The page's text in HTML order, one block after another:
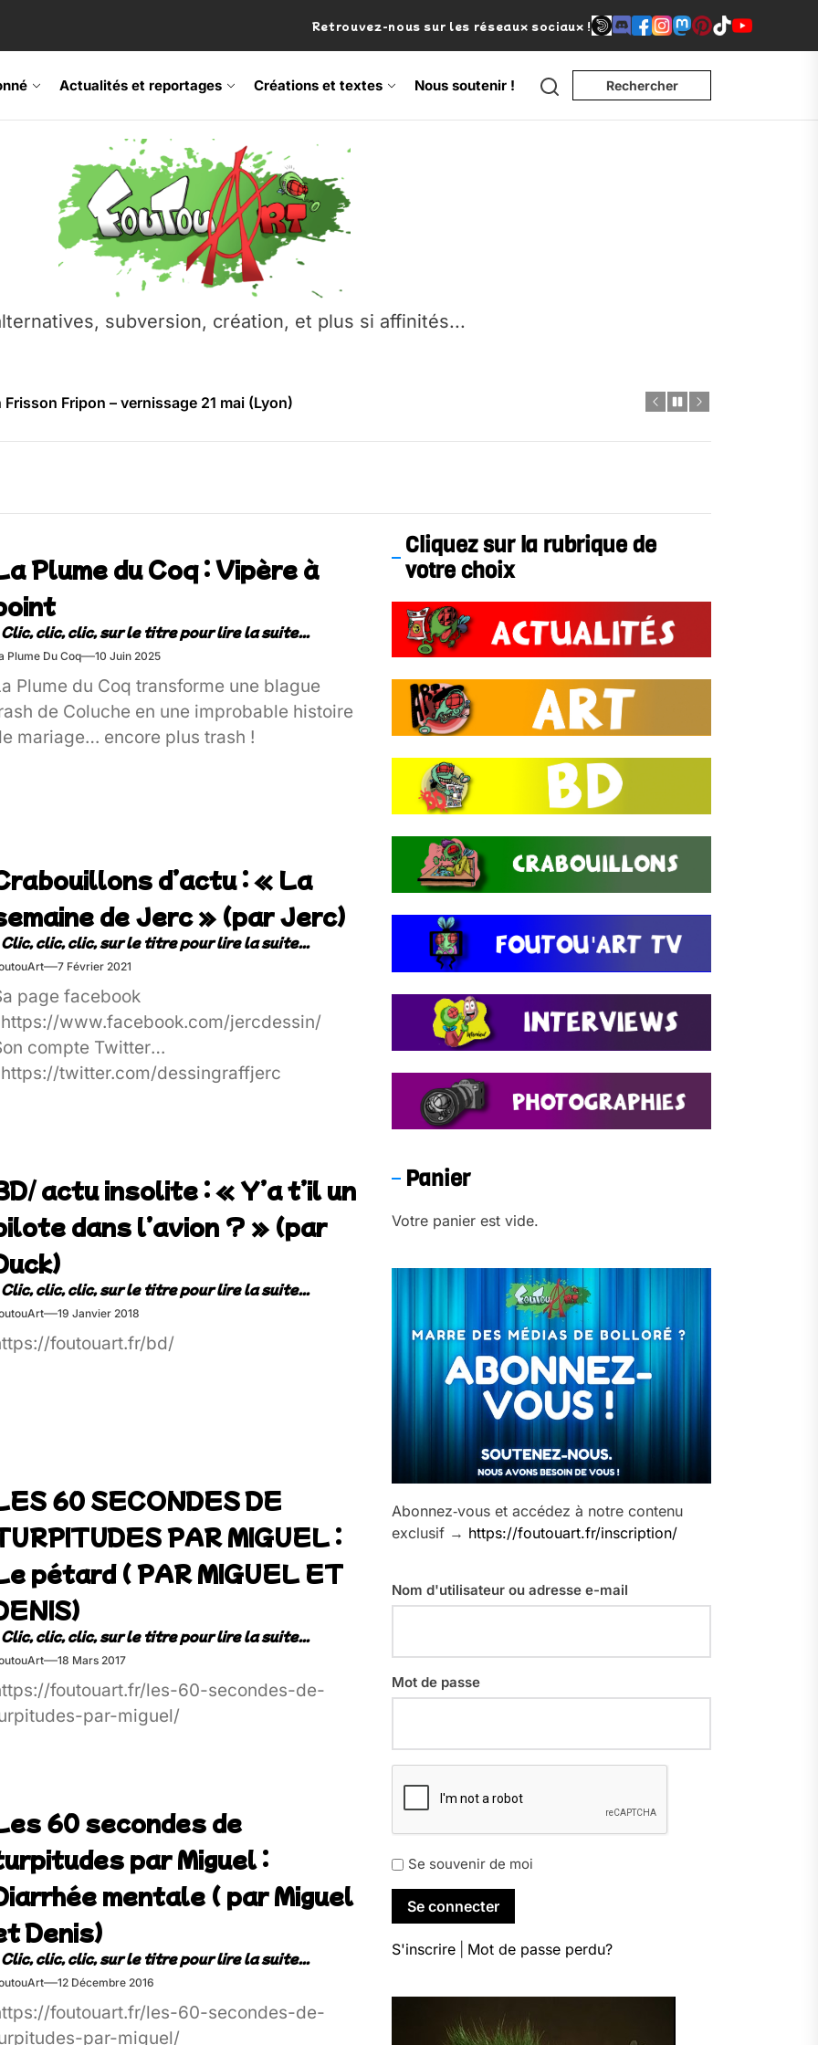
Retrouvez-nous sur les réseaux sociaux !
Actualités et reportages Créations et textes Nous soutenir ! Search Rechercher
subversion, création, et plus si affinités...
Fripon – vernissage 21 mai (Lyon)
Festival – Samedi 18 juillet (Vaulx-en-Velin)
Ŝtono, un livre réalisé par Michaël Moretti & Pierre Lacôte
contre l’A412 à l’Établi (Haute-Savoie)
Fripon – vernissage 21 mai (Lyon)
Festival – Samedi 18 juillet (Vaulx-en-Velin)
Plume du Coq : Vipère à
Plume Du Coq 10 Juin 2025
Plume du Coq transforme une blague
de Coluche en une improbable histoire
mariage… encore plus trash !
d’actu : « La
de Jerc » (par Jerc)
7 Février 2021
page facebook
www.facebook.com/jercdessin/
compte Twitter
twitter.com/dessingraffjerc
actu insolite : « Y’a t’il un
dans l’avion ? » (par
19 Janvier 2018
foutouart.fr/bd/
60 SECONDES DE
PAR MIGUEL :
pétard ( PAR MIGUEL ET
18 Mars 2017
foutouart.fr/les-60-secondes-de-
par-miguel/
60 secondes de
par Miguel :
mentale ( par Miguel
Denis)
12 Décembre 2016
foutouart.fr/les-60-secondes-de-
par-miguel/
Cliquez sur la rubrique de
votre choix
Panier
Votre panier est vide.
Abonnez‑vous et accédez à notre contenu
exclusif → https://foutouart.fr/inscription/
Nom d'utilisateur ou adresse e-mail
Mot de passe
Se souvenir de moi
S'inscrire Mot de passe perdu?